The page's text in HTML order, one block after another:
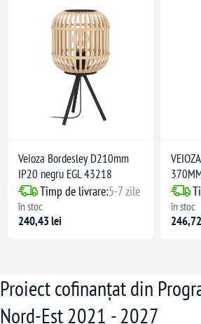
Veioza Bordesley D210mm
IP20 negru EGL 43218
Timp de livrare:5-7 zile
în stoc
240,43 lei
în stoc
Proiect cofinanțat din
Nord-Est 2021 - 2027